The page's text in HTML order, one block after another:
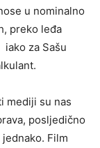
u nominalno
preko leđa
iako za Sašu
mediji su nas
posljedično
Film